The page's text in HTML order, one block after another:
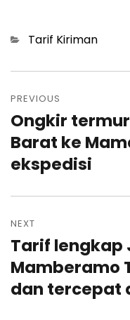
Categories
Tarif Kiriman
navigation
PREVIOUS
Previous
post:
Ongkir
Barat ke
ekspedisi
NEXT
Next
post:
Tarif lengkap
Mamberamo
dan tercepat